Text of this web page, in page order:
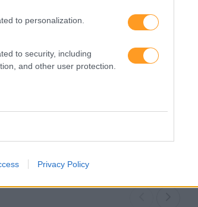
to personalization.
to security, including
and other user protection.
Privacy Policy